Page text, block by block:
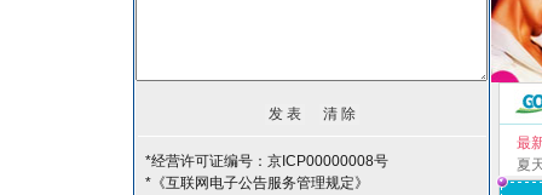
*经营许可证编号：京ICP00000008号
*《互联网电子公告服务管理规定》
最
夏